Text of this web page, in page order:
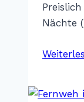
Nächte